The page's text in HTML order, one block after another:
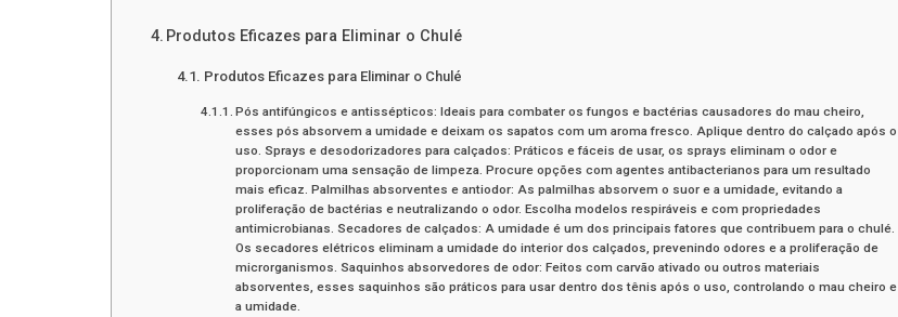
Produtos Eficazes para Eliminar o Chulé
Produtos Eficazes para Eliminar o Chulé
Pós antifúngicos e antissépticos: Ideais para combater os fungos e bactérias causadores do mau cheiro,
esses pós absorvem a umidade e deixam os sapatos com um aroma fresco. Aplique dentro do calçado após o
uso. Sprays e desodorizadores para calçados: Práticos e fáceis de usar, os sprays eliminam o odor e
proporcionam uma sensação de limpeza. Procure opções com agentes antibacterianos para um resultado
mais eficaz. Palmilhas absorventes e antiodor: As palmilhas absorvem o suor e a umidade, evitando a
proliferação de bactérias e neutralizando o odor. Escolha modelos respiráveis e com propriedades
antimicrobianas. Secadores de calçados: A umidade é um dos principais fatores que contribuem para o chulé.
Os secadores elétricos eliminam a umidade do interior dos calçados, prevenindo odores e a proliferação de
microrganismos. Saquinhos absorvedores de odor: Feitos com carvão ativado ou outros materiais
absorventes, esses saquinhos são práticos para usar dentro dos tênis após o uso, controlando o mau cheiro e
a umidade.